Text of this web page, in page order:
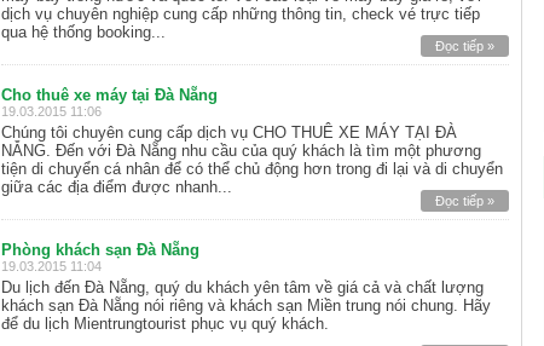
dịch vụ chuyên nghiệp cung cấp những thông tin, check vé trực tiếp
qua hệ thống booking...
Đọc tiếp »
Cho thuê xe máy tại Đà Nẵng
19.03.2015 11:06
Chúng tôi chuyên cung cấp dịch vụ CHO THUÊ XE MÁY TẠI ĐÀ
NẴNG. Đến với Đà Nẵng nhu cầu của quý khách là tìm một phương
tiện di chuyển cá nhân để có thể chủ động hơn trong đi lại và di chuyển
giữa các địa điểm được nhanh...
Đọc tiếp »
Phòng khách sạn Đà Nẵng
19.03.2015 11:04
Du lịch đến Đà Nẵng, quý du khách yên tâm về giá cả và chất lượng
khách sạn Đà Nẵng nói riêng và khách sạn Miền trung nói chung. Hãy
để du lịch Mientrungtourist phục vụ quý khách.